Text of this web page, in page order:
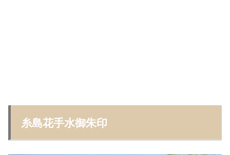
糸島花手水御朱印